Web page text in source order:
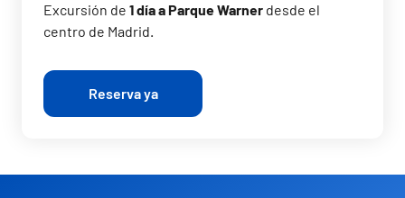
Excursión de 1 día a Parque Warner desde el
centro de Madrid.
Reserva ya